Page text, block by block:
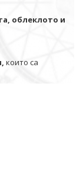
облеклото и
които са